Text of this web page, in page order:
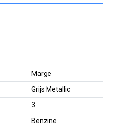
Marge
Grijs Metallic
3
Benzine